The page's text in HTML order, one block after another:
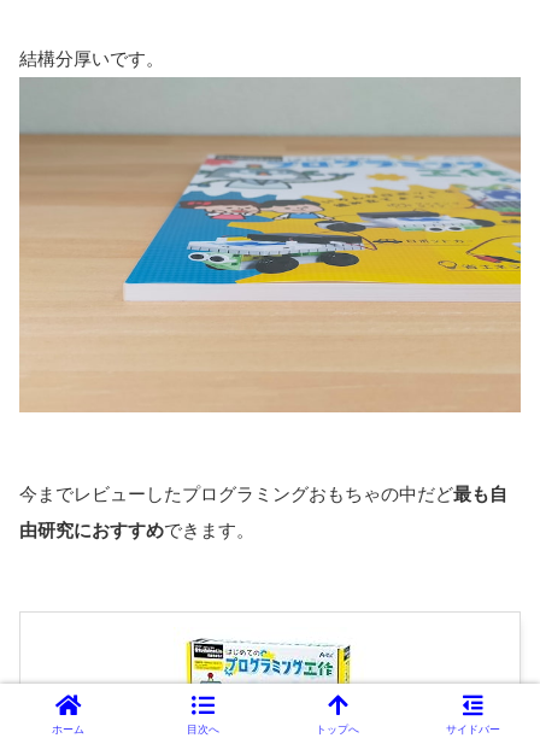
結構分厚いです。
今までレビューしたプログラミングおもちゃの中だど最も自
由研究におすすめできます。
ホーム 目次へ トップへ サイドバー